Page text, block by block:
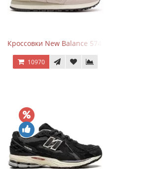
Кроссовки New Balance 574 Light Grey Pink
10970